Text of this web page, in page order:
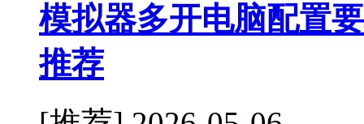
模拟器多开电脑配置
推荐